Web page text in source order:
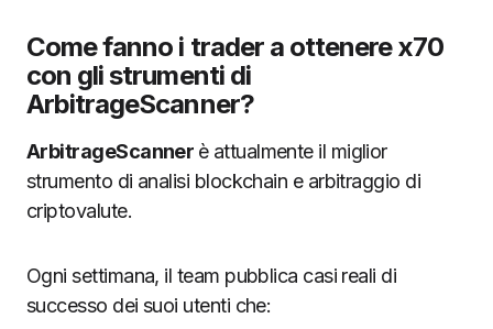
Come fanno i trader a ottenere x70
con gli strumenti di
ArbitrageScanner?
ArbitrageScanner è attualmente il miglior
strumento di analisi blockchain e arbitraggio di
criptovalute.
Ogni settimana, il team pubblica casi reali di
successo dei suoi utenti che: